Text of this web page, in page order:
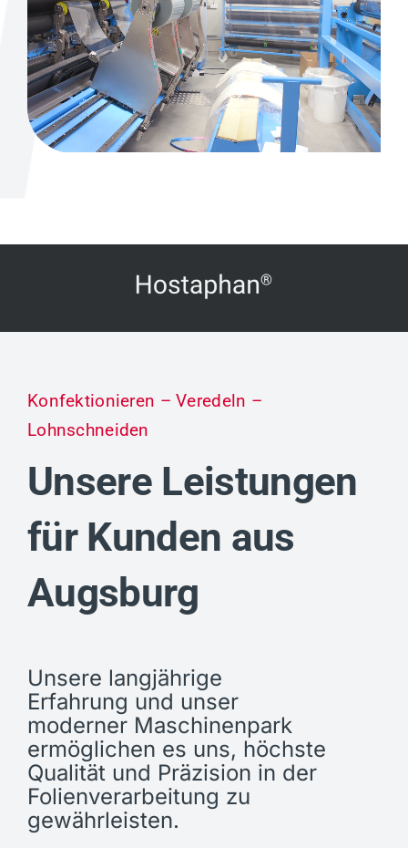
Konfektionieren – Veredeln –
Lohnschneiden
Unsere Leistungen
für Kunden aus
Augsburg
Unsere langjährige
Erfahrung und unser
moderner Maschinenpark
ermöglichen es uns, höchste
Qualität und Präzision in der
Folienverarbeitung zu
gewährleisten.